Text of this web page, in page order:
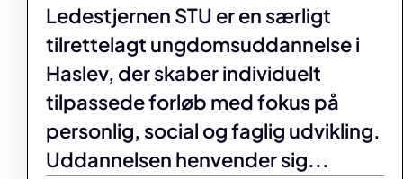
Ledestjernen STU er en særligt
tilrettelagt ungdomsuddannelse i
Haslev, der skaber individuelt
tilpassede forløb med fokus på
personlig, social og faglig udvikling.
Uddannelsen henvender sig...